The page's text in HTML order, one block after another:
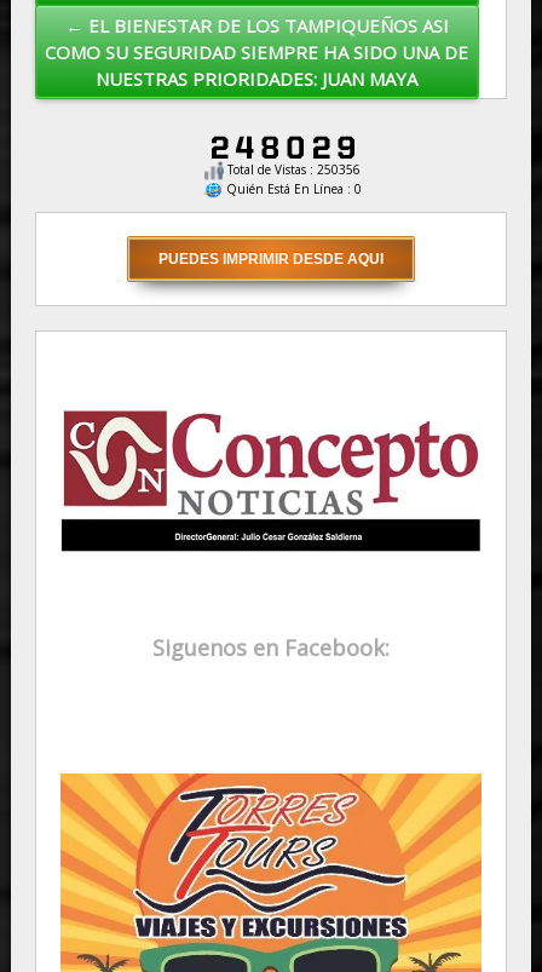
← EL BIENESTAR DE LOS TAMPIQUEÑOS ASI
COMO SU SEGURIDAD SIEMPRE HA SIDO UNA DE
NUESTRAS PRIORIDADES: JUAN MAYA
Total de Vistas : 250356
Quién Está En Línea : 0
Siguenos en Facebook: